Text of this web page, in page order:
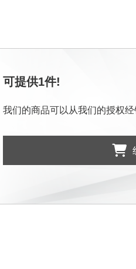
可提供1件!
我们的商品可以从我们的授权经